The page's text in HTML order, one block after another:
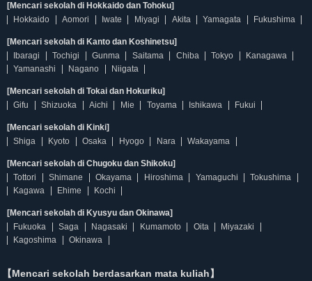
[Mencari sekolah di Hokkaido dan Tohoku]
Hokkaido
Aomori Iwate Miyagi Akita Yamagata Fukushima
[Mencari sekolah di Kanto dan Koshinetsu]
Ibaragi
Tochigi Gunma Saitama Chiba Tokyo
Kanagawa
Yamanashi
Nagano Niigata
[Mencari sekolah di Tokai dan Hokuriku]
Gifu
Shizuoka Aichi Mie Toyama Ishikawa Fukui
[Mencari sekolah di Kinki]
Shiga
Kyoto Osaka Hyogo Nara Wakayama
[Mencari sekolah di Chugoku dan Shikoku]
Tottori
Shimane Okayama Hiroshima Yamaguchi
Tokushima
Kagawa
Ehime Kochi
[Mencari sekolah di Kyusyu dan Okinawa]
Fukuoka
Saga Nagasaki Kumamoto Oita
Miyazaki
Kagoshima
Okinawa
【Mencari sekolah berdasarkan mata kuliah】